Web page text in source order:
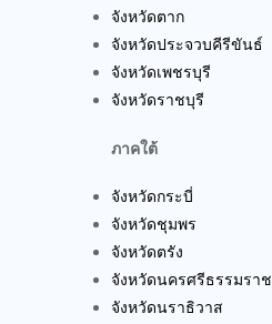
จังหวัดตาก
จังหวัดประจวบคีรีขันธ์
จังหวัดเพชรบุรี
จังหวัดราชบุรี
ภาคใต้
จังหวัดกระบี่
จังหวัดชุมพร
จังหวัดตรัง
จังหวัดนครศรีธรรมราช
จังหวัดนราธิวาส